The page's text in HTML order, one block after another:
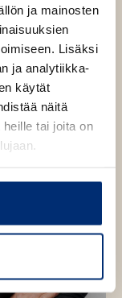
ja mainosten
Lisäksi
ja analytiikka-
käytät
näitä
tai joita on